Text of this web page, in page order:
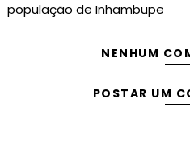
população de Inhambupe
NENHUM
POSTAR UM